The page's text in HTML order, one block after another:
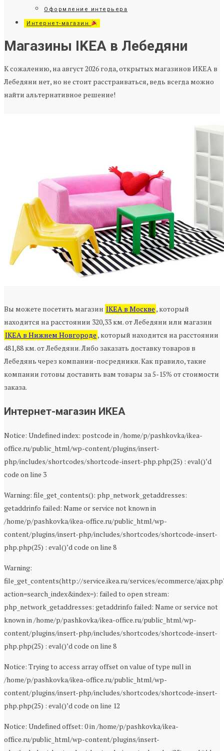
Оформление интерьера
Интернет-магазин
Магазины IKEA в Лебедяни
К сожалению, на август 2026 года, открытых магазинов ИКЕА в
Лебедяни нет, но не стоит расстраиваться, ведь всегда можно
найти альтернативное решение!
Вы можете посетить магазин IKEA в Москве , который
находится на расстоянии 320,33 км. от Лебедяни или магазин
IKEA в Нижнем Новгороде , который находится на расстоянии
481,88 км. от Лебедяни. Либо заказать доставку товаров в
Лебедянь через компании-посредники. Как правило, такие
компании готовы доставить вам товары за 5-15% от стоимости
заказа.
Интернет-магазин ИКЕА
Notice: Undefined index: postcode in /home/p/pashkovka/ikea-
office.ru/public_html/wp-content/plugins/insert-
php/includes/shortcodes/shortcode-insert-php.php(25) : eval()’d
code on line 3
Warning: file_get_contents(): php_network_getaddresses:
getaddrinfo failed: Name or service not known in
/home/p/pashkovka/ikea-office.ru/public_html/wp-
content/plugins/insert-php/includes/shortcodes/shortcode-insert-
php.php(25) : eval()’d code on line 8
Warning:
file_get_contents(http://service.ikea.ru/services/ecommerce/
action=search_index&index=): failed to open stream:
php_network_getaddresses: getaddrinfo failed: Name or service not
known in /home/p/pashkovka/ikea-office.ru/public_html/wp-
content/plugins/insert-php/includes/shortcodes/shortcode-insert-
php.php(25) : eval()’d code on line 8
Notice: Trying to access array offset on value of type null in
/home/p/pashkovka/ikea-office.ru/public_html/wp-
content/plugins/insert-php/includes/shortcodes/shortcode-insert-
php.php(25) : eval()’d code on line 12
Notice: Undefined offset: 0 in /home/p/pashkovka/ikea-
office.ru/public_html/wp-content/plugins/insert-